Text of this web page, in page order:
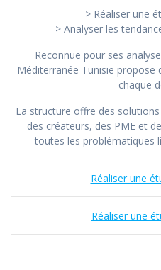
> Réaliser une
> Analyser les
Reconnue pour ses
Méditerranée Tunisie
chaque
La structure offre des
des créateurs, des PME et
toutes les problématiques
Réaliser une
Réaliser une